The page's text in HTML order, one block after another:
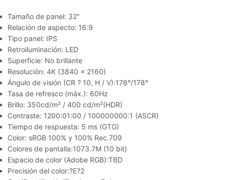
Tamaño de panel: 32″
Relación de aspecto: 16:9
Tipo panel: IPS
Retroiluminación: LED
Superficie: No brillante
Resolución: 4K (3840 x 2160)
Ángulo de visión (CR ? 10, H / V):178°/178°
Tasa de refresco (máx.): 60Hz
Brillo: 350cd/m² / 400 cd/m²(HDR)
Contraste: 1200:01:00 / 100000000:1 (ASCR)
Tiempo de respuesta: 5 ms (GTG)
Color: sRGB 100% y 100% Rec.709
Colores de pantalla:1073.7M (10 bit)
Espacio de color (Adobe RGB):TBD
Precisión del color:?E?2